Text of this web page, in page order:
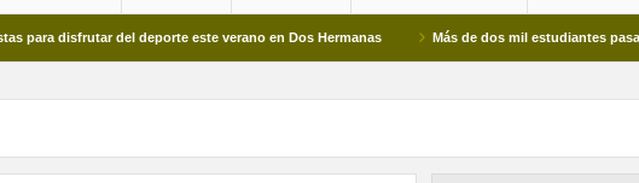
del deporte este verano en Dos Hermanas Más de dos mil estudiantes pasaron por